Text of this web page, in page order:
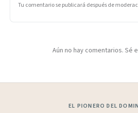
Tu comentario se publicará después de
Aún no hay comentarios. Sé
EL PIONERO DEL